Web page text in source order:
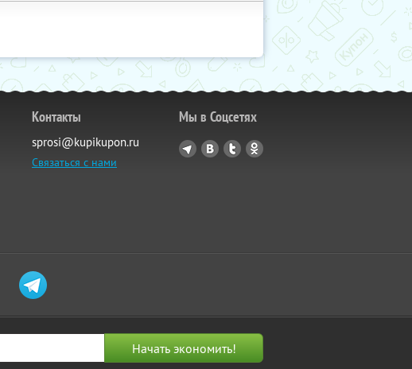
Контакты
sprosi@kupikupon.ru
Связаться с нами
Мы в Соцсетях